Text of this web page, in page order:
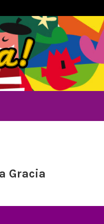
Gracia